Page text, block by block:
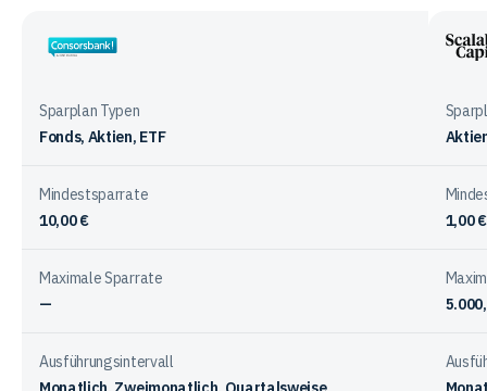
beim
mit
den
Sparplan Typen
Fonds, Aktien, ETF
Mindestsparrate
10,00 €
1,00 €
Maximale Sparrate
—
Ausführungsintervall